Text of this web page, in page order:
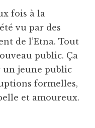
fois à la
vu par des
de l’Etna. Tout
public. Ça
un jeune public
formelles,
et amoureux.